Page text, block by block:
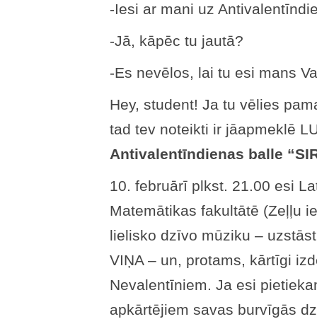
-Iesi ar mani uz
-Jā, kāpēc tu jautā?
-Es nevēlos, lai tu esi mans
Hey, student! Ja tu vēlies
tad tev noteikti ir jāapmeklē
Antivalentīndienas balle
10. februārī plkst. 21.00 esi
Matemātikas fakultātē (Zeļļu
lielisko dzīvo mūziku –
VIŅA – un, protams, kārtīgi
Nevalentīniem. Ja esi
apkārtējiem savas burvīgās